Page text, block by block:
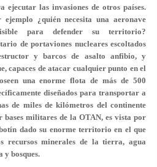
ejecutar las invasiones de otros países.
ejemplo ¿quién necesita una aeronave
para defender su territorio?
de portaviones nucleares escoltados
y barcos de asalto anfibio, y
capaces de atacar cualquier punto en el
una enorme flota de más de 500
diseñados para transportar a
de miles de kilómetros del continente
bases militares de la OTAN, es vista por
dado su enorme territorio en el que
recursos minerales de la tierra, agua
bosques.